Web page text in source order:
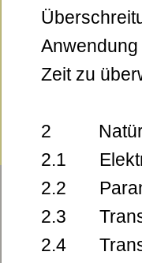
Zeit zu
2
2.1
2.2
2.3
2.4